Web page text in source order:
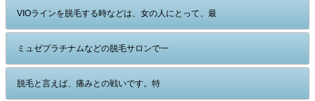
VIOラインを脱毛する時などは、女の人にとって、最
ミュゼプラチナムなどの脱毛サロンで一
脱毛と言えば、痛みとの戦いです。特